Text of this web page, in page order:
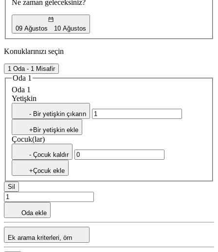
Ne zaman geleceksiniz?
09 Ağustos 10 Ağustos
Konuklarınızı seçin
1 Oda - 1 Misafir
Oda 1
Oda 1
Yetişkin
- Bir yetişkin çıkarın
+Bir yetişkin ekle
Çocuk(lar)
- Çocuk kaldır
+Çocuk ekle
Sil
Oda ekle
Ek arama kriterleri, örn